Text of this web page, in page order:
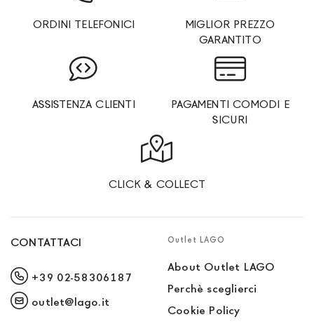
ORDINI TELEFONICI
MIGLIOR PREZZO
GARANTITO
ASSISTENZA CLIENTI
PAGAMENTI COMODI E
SICURI
CLICK & COLLECT
CONTATTACI
+39 02-58306187
outlet@lago.it
Outlet LAGO
About Outlet LAGO
Perchè sceglierci
Cookie Policy